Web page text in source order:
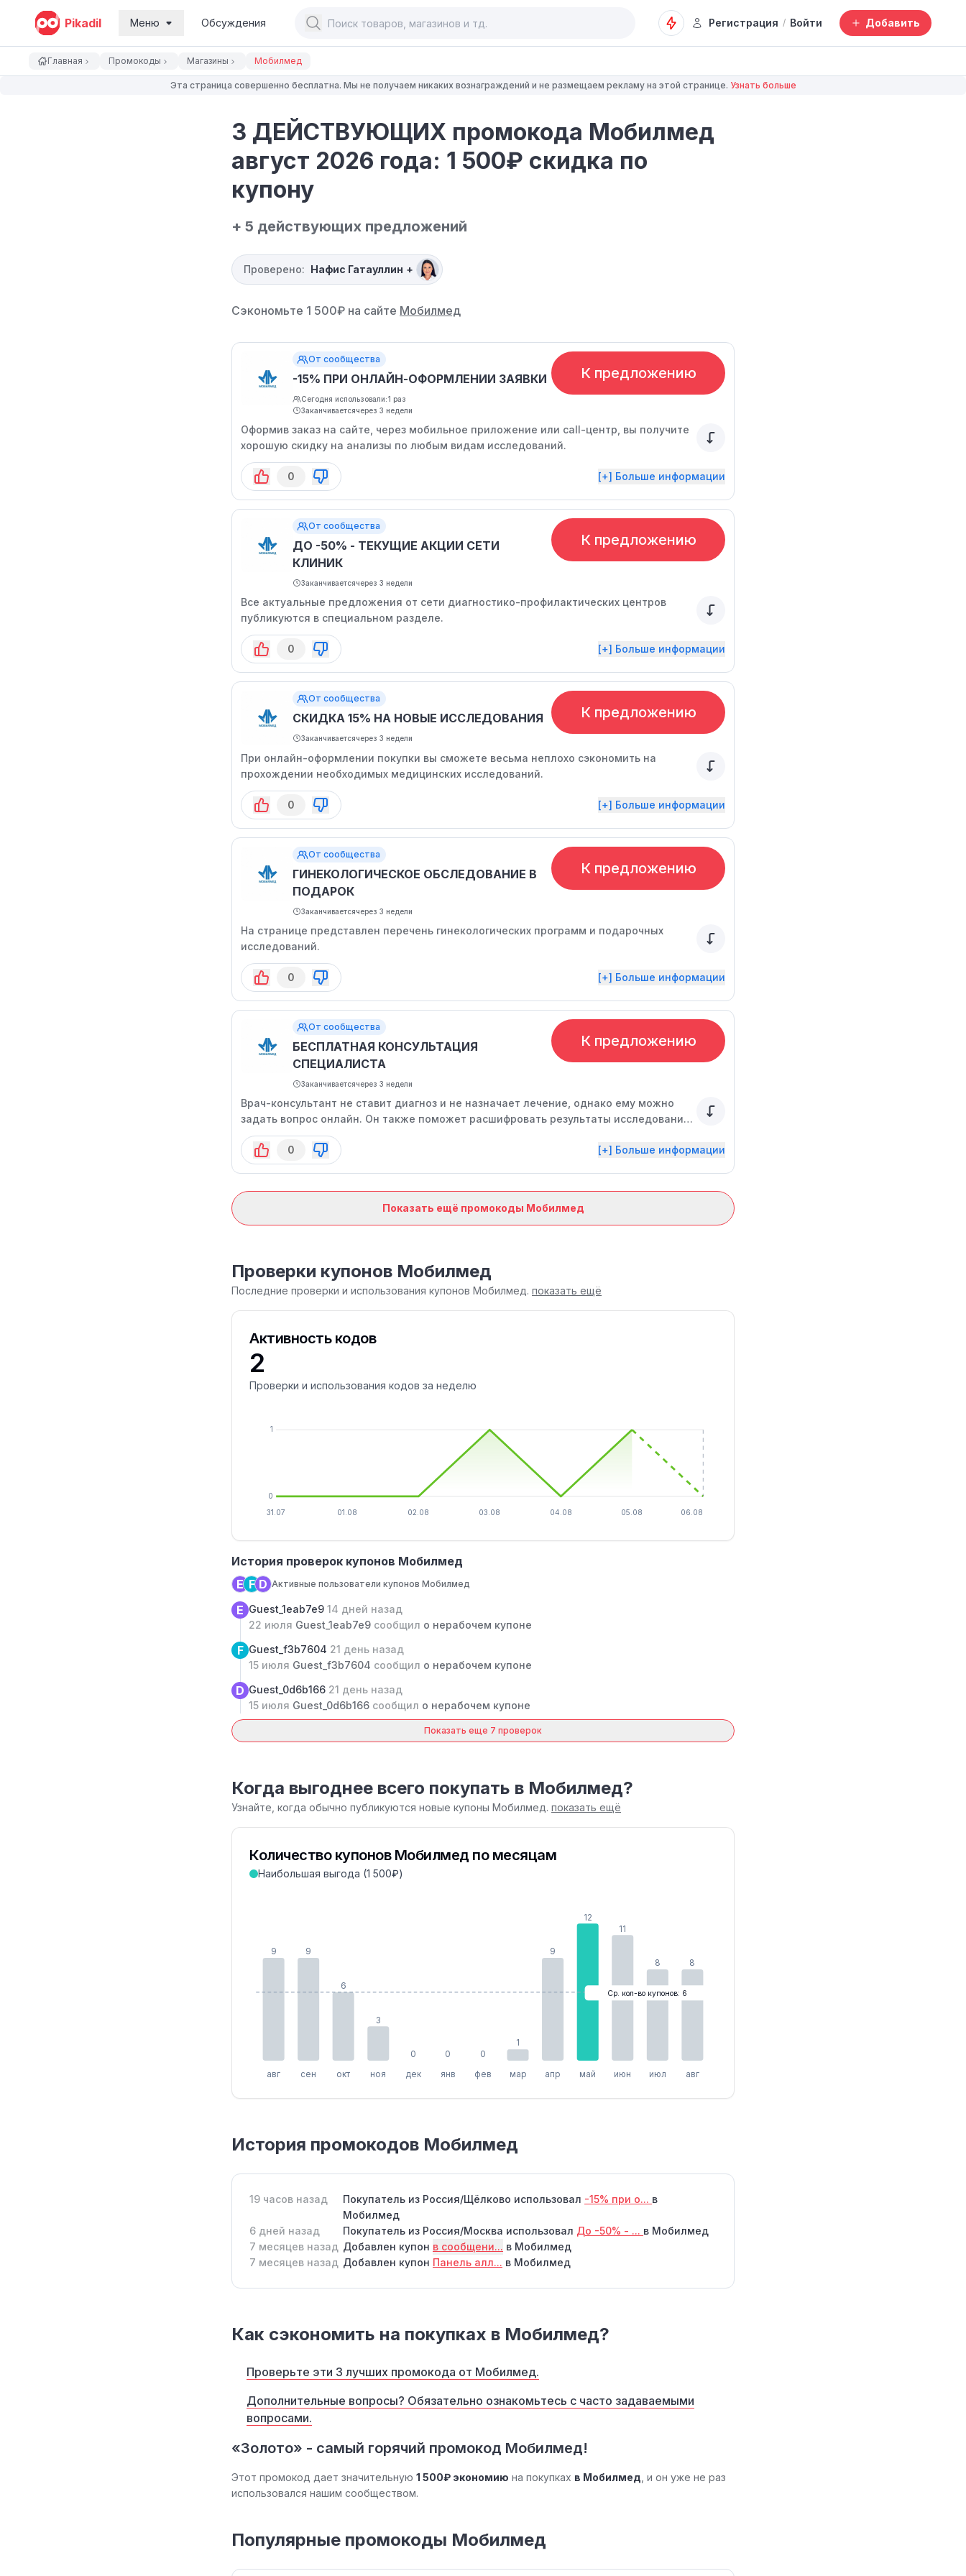
Pikadil Меню Обсуждения Регистрация / Войти Добавить
Главная Промокоды Магазины Мобилмед
Эта страница совершенно бесплатна. Мы не получаем никаких вознаграждений и не размещаем рекламу на этой странице. Узнать больше
3 ДЕЙСТВУЮЩИХ промокода Мобилмед
август 2026 года: 1 500₽ скидка по
купону
+ 5 действующих предложений
Проверено: Нафис Гатауллин +
Сэкономьте 1 500₽ на сайте Мобилмед
От сообщества
-15% ПРИ ОНЛАЙН-ОФОРМЛЕНИИ ЗАЯВКИ
Сегодня использовали:1 раз
Заканчиваетсячерез 3 недели
К предложению
Оформив заказ на сайте, через мобильное приложение или call-центр, вы получите
хорошую скидку на анализы по любым видам исследований.
0 [+] Больше информации
От сообщества
ДО -50% - ТЕКУЩИЕ АКЦИИ СЕТИ
КЛИНИК
Заканчиваетсячерез 3 недели
К предложению
Все актуальные предложения от сети диагностико-профилактических центров
публикуются в специальном разделе.
0 [+] Больше информации
От сообщества
СКИДКА 15% НА НОВЫЕ ИССЛЕДОВАНИЯ
Заканчиваетсячерез 3 недели
К предложению
При онлайн-оформлении покупки вы сможете весьма неплохо сэкономить на
прохождении необходимых медицинских исследований.
0 [+] Больше информации
От сообщества
ГИНЕКОЛОГИЧЕСКОЕ ОБСЛЕДОВАНИЕ В
ПОДАРОК
Заканчиваетсячерез 3 недели
К предложению
На странице представлен перечень гинекологических программ и подарочных
исследований.
0 [+] Больше информации
От сообщества
БЕСПЛАТНАЯ КОНСУЛЬТАЦИЯ
СПЕЦИАЛИСТА
Заканчиваетсячерез 3 недели
К предложению
Врач-консультант не ставит диагноз и не назначает лечение, однако ему можно
задать вопрос онлайн. Он также поможет расшифровать результаты исследований
и посоветует нужного врача.
0
[+] Больше информации
Показать ещё промокоды Мобилмед
Проверки купонов Мобилмед
Последние проверки и использования купонов Мобилмед. показать ещё
Активность кодов
2
Проверки и использования кодов за неделю
0
1
31.07 01.08 02.08 03.08 04.08 05.08 06.08
История проверок купонов Мобилмед
E F D Активные пользователи купонов Мобилмед
E Guest_1eab7e9 14 дней назад
22 июля Guest_1eab7e9 сообщил о нерабочем купоне
F Guest_f3b7604 21 день назад
15 июля Guest_f3b7604 сообщил о нерабочем купоне
D Guest_0d6b166 21 день назад
15 июля Guest_0d6b166 сообщил о нерабочем купоне
Показать еще 7 проверок
Когда выгоднее всего покупать в Мобилмед?
Узнайте, когда обычно публикуются новые купоны Мобилмед. показать ещё
Количество купонов Мобилмед по месяцам
Наибольшая выгода (1 500₽)
9
авг
9
сен
6
окт
3
ноя
0
дек
0
янв
0
фев
1
мар
9
апр
12
май
11
июн
8
июл
8
авг
Ср. кол-во купонов: 6
История промокодов Мобилмед
19 часов назад Покупатель из Россия/Щёлково использовал -15% при о... в
Мобилмед
6 дней назад
Покупатель из Россия/Москва использовал До -50% - ... в Мобилмед
7 месяцев назад Добавлен купон в сообщени... в Мобилмед
7 месяцев назад Добавлен купон Панель алл... в Мобилмед
Как сэкономить на покупках в Мобилмед?
Проверьте эти 3 лучших промокода от Мобилмед.
Дополнительные вопросы? Обязательно ознакомьтесь с часто задаваемыми
вопросами.
«Золото» - самый горячий промокод Мобилмед!
Этот промокод дает значительную 1 500₽ экономию на покупках в Мобилмед , и он уже не раз
использовался нашим сообществом.
Популярные промокоды Мобилмед